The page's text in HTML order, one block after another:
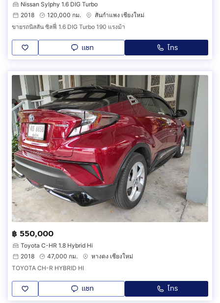
Nissan Sylphy 1.6 DIG Turbo
2018
120,000 กม.
สันกำแพง เชียงใหม่
ขายรถนิสสัน ซิลฟี่ 1.6 DIG Turbo 190 แรงม้า
แชท โทร
฿ 550,000
Toyota C-HR 1.8 Hybrid Hi
2018
47,000 กม.
หางดง เชียงใหม่
TOYOTA CH-R HYBRID HI
แชท โทร